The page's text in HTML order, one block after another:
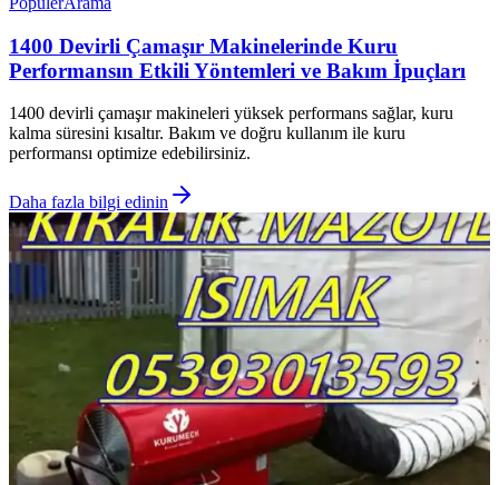
1400 Devirli Çamaşır Makinelerinde Kuru
Performansın Etkili Yöntemleri ve Bakım İpuçları
1400 devirli çamaşır makineleri yüksek performans sağlar, kuru
kalma süresini kısaltır. Bakım ve doğru kullanım ile kuru
performansı optimize edebilirsiniz.
Daha fazla bilgi edinin